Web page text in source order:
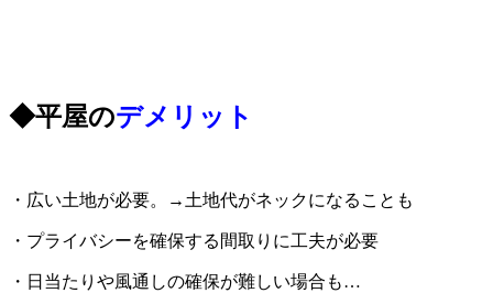
◆平屋のデメリット
・広い土地が必要。→土地代がネックになることも
・プライバシーを確保する間取りに工夫が必要
・日当たりや風通しの確保が難しい場合も…